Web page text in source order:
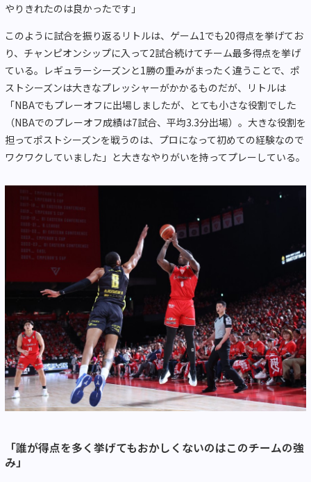
やりきれたのは良かったです」
このように試合を振り返るリトルは、ゲーム1でも20得点を挙げてお
り、チャンピオンシップに入って2試合続けてチーム最多得点を挙げ
ている。レギュラーシーズンと1勝の重みがまったく違うことで、ポ
ストシーズンは大きなプレッシャーがかかるものだが、リトルは
「NBAでもプレーオフに出場しましたが、とても小さな役割でした
（NBAでのプレーオフ成績は7試合、平均3.3分出場）。大きな役割を
担ってポストシーズンを戦うのは、プロになって初めての経験なので
ワクワクしていました」と大きなやりがいを持ってプレーしている。
「誰が得点を多く挙げてもおかしくないのはこのチームの強
み」